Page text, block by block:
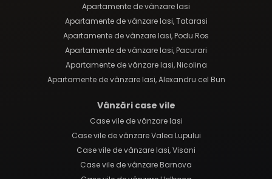
Apartamente de vânzare Iasi
Apartamente de vânzare Iasi, Tatarasi
Apartamente de vânzare Iasi, Podu Ros
Apartamente de vânzare Iasi, Pacurari
Apartamente de vânzare Iasi, Nicolina
Apartamente de vânzare Iasi, Alexandru cel Bun
Vânzări case vile
Case vile de vânzare Iasi
Case vile de vânzare Valea Lupului
Case vile de vânzare Iasi, Visani
Case vile de vânzare Barnova